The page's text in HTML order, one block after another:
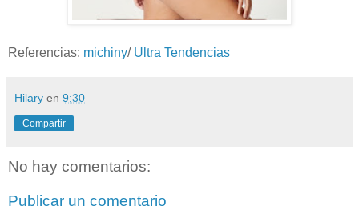
Referencias: michiny/ Ultra Tendencias
Hilary en 9:30
Compartir
No hay comentarios:
Publicar un comentario